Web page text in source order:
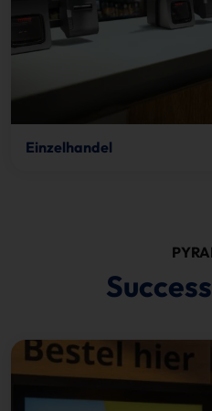
Einzelhandel